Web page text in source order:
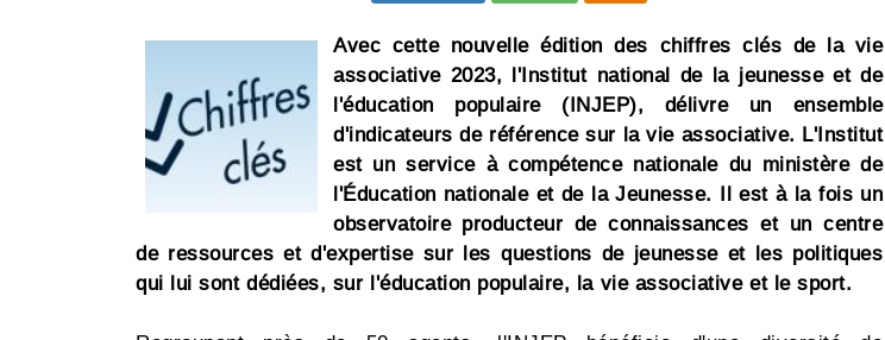
Avec cette nouvelle édition des chiffres clés de la vie
associative 2023, l'Institut national de la jeunesse et de
l'éducation populaire (INJEP), délivre un ensemble
d'indicateurs de référence sur la vie associative. L'Institut
est un service à compétence nationale du ministère de
l'Éducation nationale et de la Jeunesse. Il est à la fois un
observatoire producteur de connaissances et un centre
de ressources et d'expertise sur les questions de jeunesse et les politiques
qui lui sont dédiées, sur l'éducation populaire, la vie associative et le sport.